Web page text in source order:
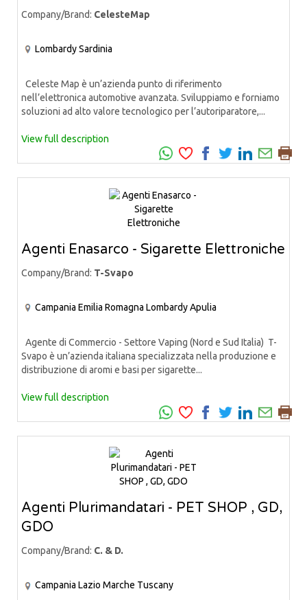
Company/Brand: CelesteMap
LombardySardinia
Celeste Map è un’azienda punto di riferimento
nell’elettronica automotive avanzata. Sviluppiamo e forniamo
soluzioni ad alto valore tecnologico per l’autoriparatore,...
View full description
Agenti Enasarco - Sigarette Elettroniche
Company/Brand: T-Svapo
Campania Emilia Romagna LombardyApulia
Agente di Commercio - Settore Vaping (Nord e Sud Italia) T-
Svapo è un’azienda italiana specializzata nella produzione e
distribuzione di aromi e basi per sigarette...
View full description
Agenti Plurimandatari - PET SHOP , GD,
GDO
Company/Brand: C. & D.
Campania Lazio Marche Tuscany